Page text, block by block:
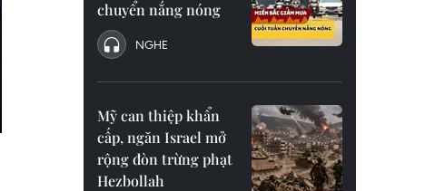
chuyển nắng nóng
NGHE
Mỹ can thiệp khẩn
cấp, ngăn Israel mở
rộng đòn trừng phạt
Hezbollah